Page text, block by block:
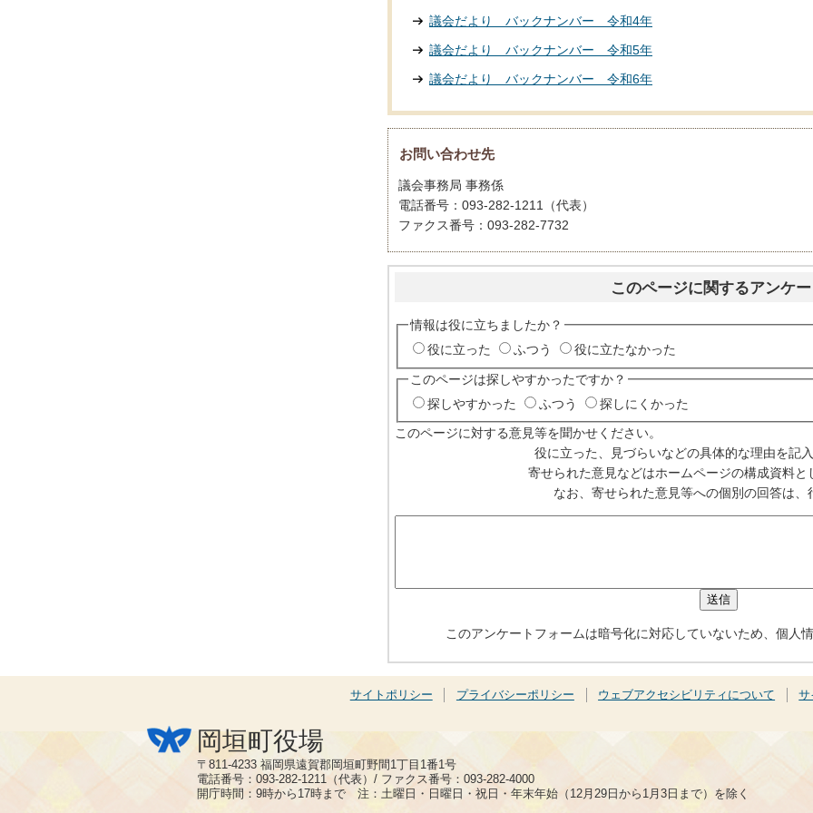
議会だより バックナンバー 令和4年
議会だより バックナンバー 令和5年
議会だより バックナンバー 令和6年
お問い合わせ先
議会事務局 事務係
電話番号：093-282-1211（代表）
ファクス番号：093-282-7732
このページに関するアンケ
情報は役に立ちましたか？
役に立った
ふつう 役に立たなかった
このページは探しやすかったですか？
探しやすかった
ふつう 探しにくかった
このページに対する意見等を聞かせください。
役に立った、見づらいなどの具体的な理由を記
寄せられた意見などはホームページの構成資料と
なお、寄せられた意見等への個別の回答は、
このアンケートフォームは暗号化に対応していないため、個人
サイトポリシー プライバシーポリシー ウェブアクセシビリティについて サ
岡垣町役場
〒811-4233 福岡県遠賀郡岡垣町野間1丁目1番1号
電話番号：093-282-1211（代表）/ ファクス番号：093-282-4000
開庁時間：9時から17時まで 注：土曜日・日曜日・祝日・年末年始（12月29日から1月3日まで）を除く